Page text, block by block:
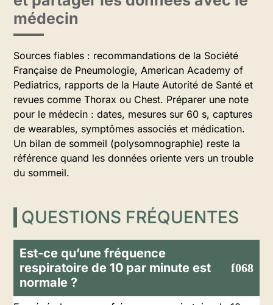
médecin
Sources fiables : recommandations de la Société
Française de Pneumologie, American Academy of
Pediatrics, rapports de la Haute Autorité de Santé et
revues comme Thorax ou Chest. Préparer une note
pour le médecin : dates, mesures sur 60 s, captures
de wearables, symptômes associés et médication.
Un bilan de sommeil (polysomnographie) reste la
référence quand les données oriente vers un trouble
du sommeil.
QUESTIONS FRÉQUENTES
Est-ce qu’une fréquence
respiratoire de 10 par minute est
normale ?